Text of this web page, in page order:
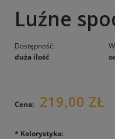
Luźne
Dostępność:
duża ilość
Cena: 219,00 ZŁ
* Kolorystyka: